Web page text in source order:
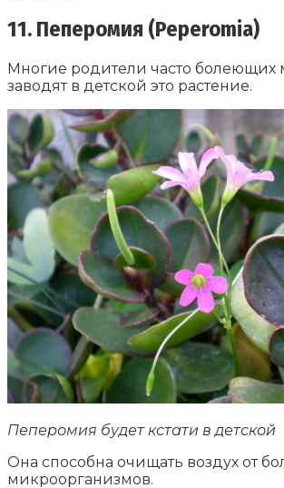
11. Пеперомия (Peperomia)
Многие родители часто
заводят в детской это растение.
Пеперомия будет кстати в детской
Она способна очищать воздух от
микроорганизмов.